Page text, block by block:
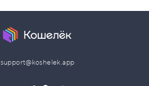
support@koshelek.app